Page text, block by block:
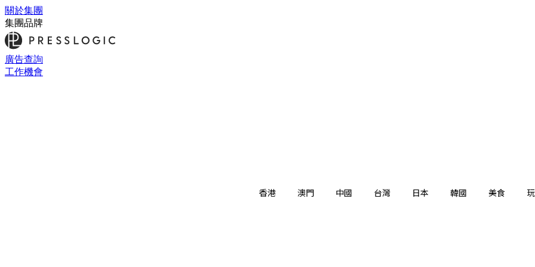
關於集團
集團品牌
廣告查詢
工作機會
香港 澳門 中國 台灣 日本 韓國 美食